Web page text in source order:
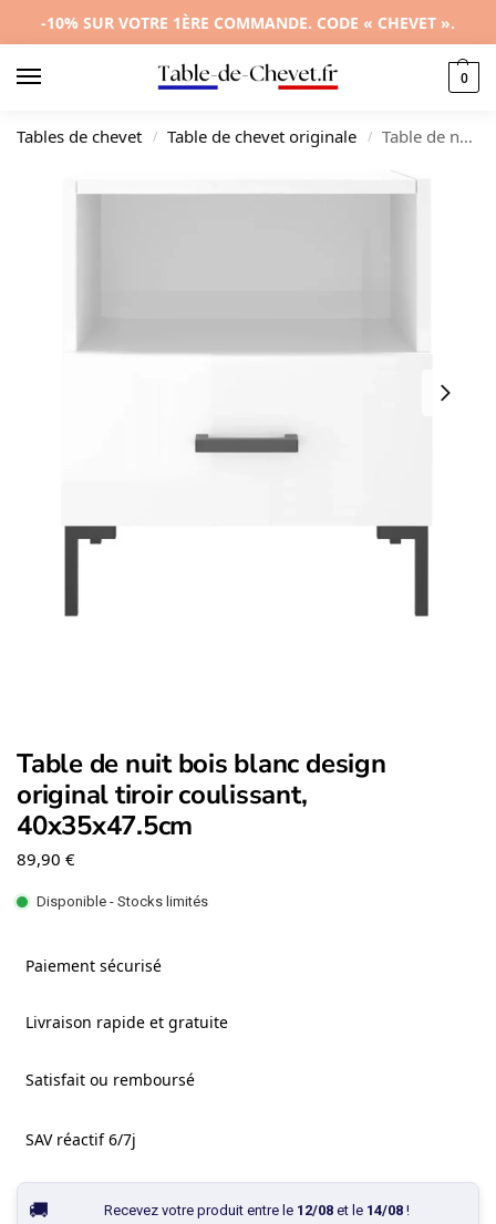
-10% SUR VOTRE 1ÈRE COMMANDE. CODE « CHEVET ».
0
Tables de chevet / Table de chevet originale / Table de nuit bois blanc design original tiroir coulissant, 40x35x47.5cm
Table de nuit bois blanc design
original tiroir coulissant,
40x35x47.5cm
89,90 €
Disponible - Stocks limités
Paiement sécurisé
Livraison rapide et gratuite
Satisfait ou remboursé
SAV réactif 6/7j
Recevez votre produit entre le 12/08et le 14/08!